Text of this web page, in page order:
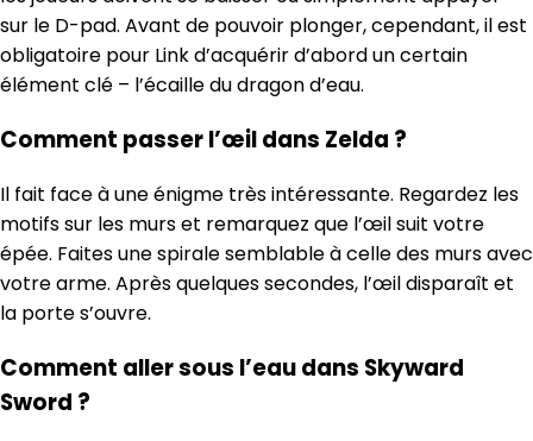
sur le D-pad. Avant de pouvoir plonger, cependant, il est
obligatoire pour Link d’acquérir d’abord un certain
élément clé – l’écaille du dragon d’eau.
Comment passer l’œil dans Zelda ?
Il fait face à une énigme très intéressante. Regardez les
motifs sur les murs et remarquez que l’œil suit votre
épée. Faites une spirale semblable à celle des murs avec
votre arme. Après quelques secondes, l’œil disparaît et
la porte s’ouvre.
Comment aller sous l’eau dans Skyward
Sword ?